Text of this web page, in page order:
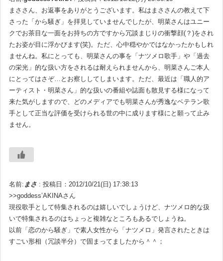
まささん、お返事をありがとうございます。私はまささんの教えて下
さった「から騒ぎ」を拝見していませんでしたが、明菜さんはユニー
クでお茶目な一面をお持ちの方ですから冗談まじりの衝撃顔(？)をされ
たお姿が目に浮かびます(笑)。ただ、心中穏やかではなかったかもしれ
ませんね。私にとっても、明菜さんの事を「ナツメロ歌手」や「過去
の栄光」的な扱い方をされるは耐えられませんから、明菜さんご本人
にとってはさぞ…とお察ししてしまいます。ただ、最近は「職人的ア
ーティスト・明菜さん」的な扱いの番組や誌面も散見する様になって
来た気がしますので、どのメディアでも明菜さんが秀逸なベテラン歌
手として正当な評価を受けられる世の中に成ります様にと願って止み
ません。
名前: まさ : 投稿日：2012/10/21(日) 17:38:13
>>goddess’AKINAさん
現役歌手として特集されるのは嬉しいでしょうけど、ナツメロ的な扱
いで特集されるのはちょっと複雑なところもあるでしょうね。
以前「恋のから騒ぎ」で素人女性から「ナツメロ」発言されたときは
すごい形相（冗談半分）で固まってましたから＾＾；